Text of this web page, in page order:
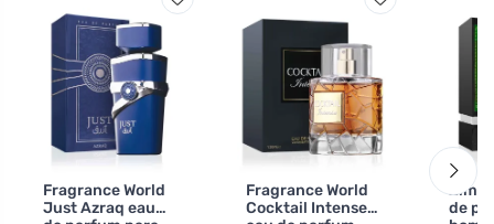
Fragrance World
Just Azraq eau
Fragrance World
Cocktail Intense
de